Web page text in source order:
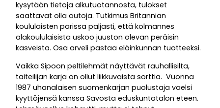
kysytään tietoja alkutuotannosta, tulokset
saattavat olla outoja. Tutkimus Britannian
koululaisten parissa paljasti, että kolmannes
alakoululaisista uskoo juuston olevan peräisin
kasveista. Osa arveli pastaa eläinkunnan tuotteeksi.
Vaikka Sipoon peltilehmät näyttävät rauhallisilta,
taiteilijan karja on ollut liikkuvaista sorttia. Vuonna
1987 uhanalaisen suomenkarjan puolustaja vaelsi
kyyttöjensä kanssa Savosta eduskuntatalon eteen.